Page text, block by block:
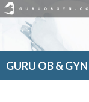
GURU OB & GYN